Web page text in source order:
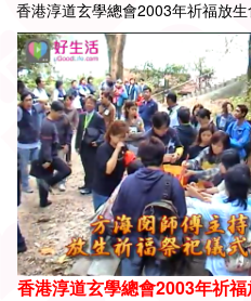
香港淳道玄學總會2003年祈福放
香港淳道玄學總會2003年祈